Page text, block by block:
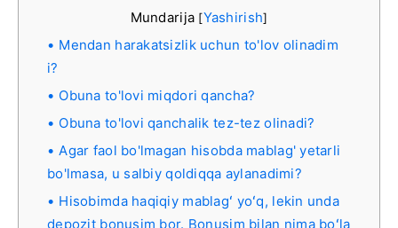
Mundarija [Yashirish]
Mendan harakatsizlik uchun to'lov olinadim
i?
Obuna to'lovi miqdori qancha?
Obuna to'lovi qanchalik tez-tez olinadi?
Agar faol bo'lmagan hisobda mablag' yetarli
bo'lmasa, u salbiy qoldiqqa aylanadimi?
Hisobimda haqiqiy mablagʻ yoʻq, lekin unda
depozit bonusim bor. Bonusim bilan nima boʻla